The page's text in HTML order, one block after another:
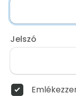
Jelszó